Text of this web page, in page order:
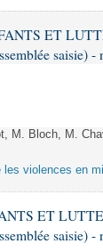
ET
saisie) -
M. Bloch, M.
violences en
ET
saisie) -